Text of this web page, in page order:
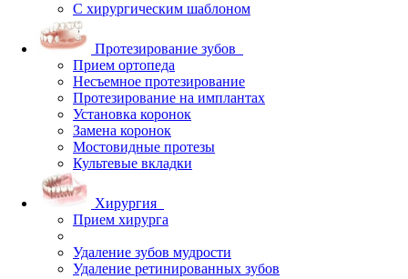
С хирургическим шаблоном
Протезирование зубов
Прием ортопеда
Несъемное протезирование
Протезирование на имплантах
Установка коронок
Замена коронок
Мостовидные протезы
Культевые вкладки
Хирургия
Прием хирурга
Удаление зубов мудрости
Удаление ретинированных зубов